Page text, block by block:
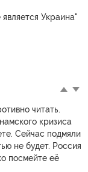
Украина"
читать.
кризиса
Сейчас подмяли
не будет. Россия
посмейте её